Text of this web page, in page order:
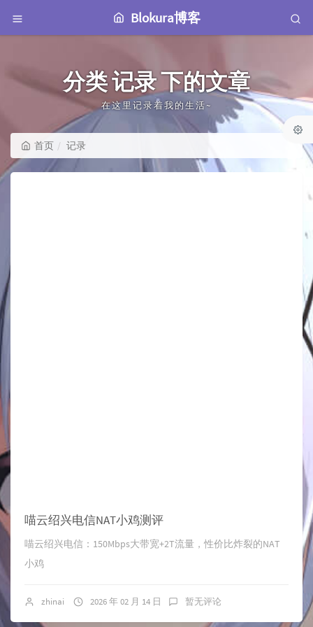
Blokura博客
分类 记录 下的文章
在这里记录着我的生活~
首页 记录
喵云绍兴电信NAT小鸡测评
喵云绍兴电信：150Mbps大带宽+2T流量，性价比炸裂的NAT
小鸡
zhinai 2026 年 02 月 14 日 暂无评论